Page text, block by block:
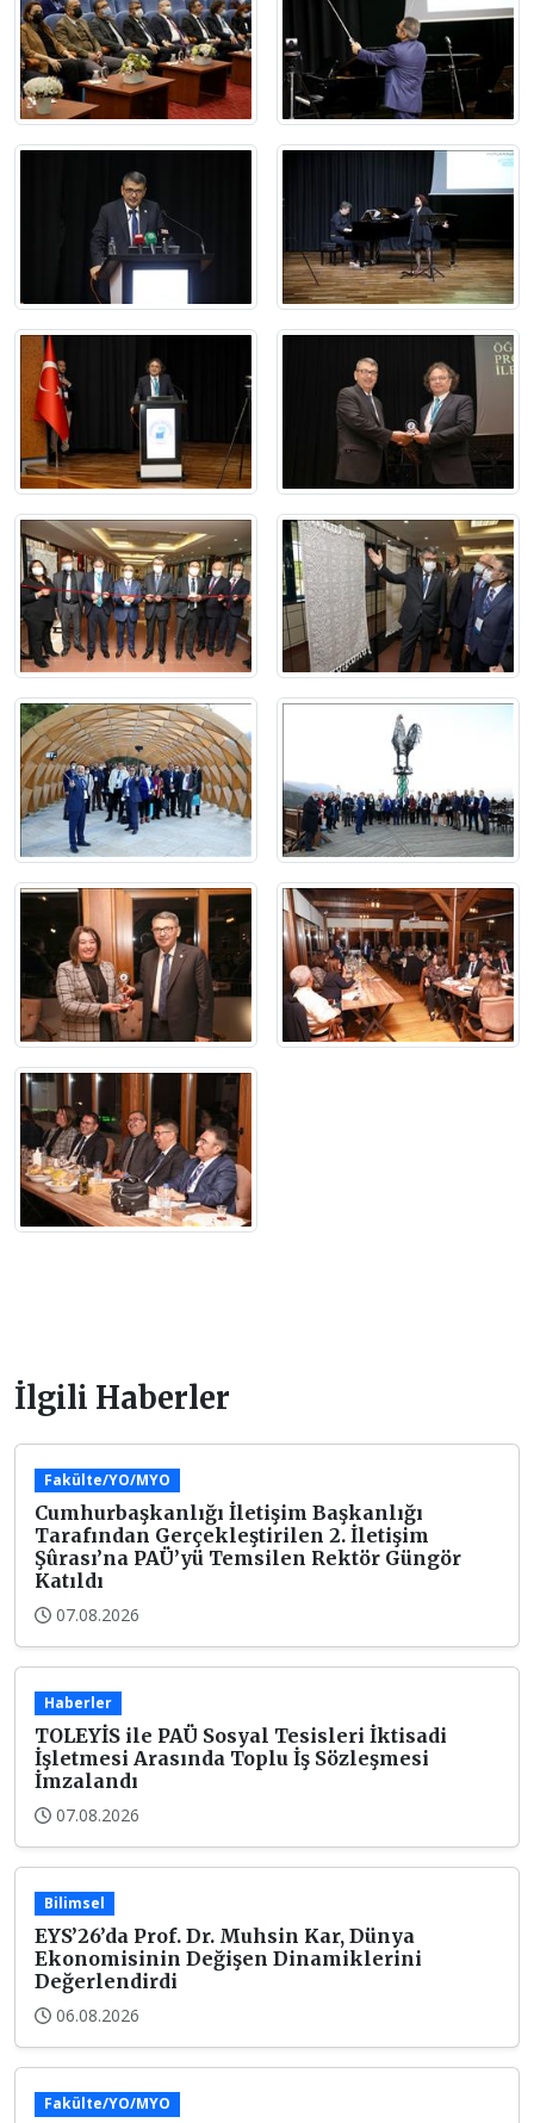
İlgili Haberler
Fakülte/YO/MYO
Cumhurbaşkanlığı İletişim Başkanlığı
Tarafından Gerçekleştirilen 2. İletişim
Şûrası’na PAÜ’yü Temsilen Rektör Güngör
Katıldı
07.08.2026
Haberler
TOLEYİS ile PAÜ Sosyal Tesisleri İktisadi
İşletmesi Arasında Toplu İş Sözleşmesi
İmzalandı
07.08.2026
Bilimsel
EYS’26’da Prof. Dr. Muhsin Kar, Dünya
Ekonomisinin Değişen Dinamiklerini
Değerlendirdi
06.08.2026
Fakülte/YO/MYO